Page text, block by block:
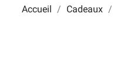
Accueil Cadeaux